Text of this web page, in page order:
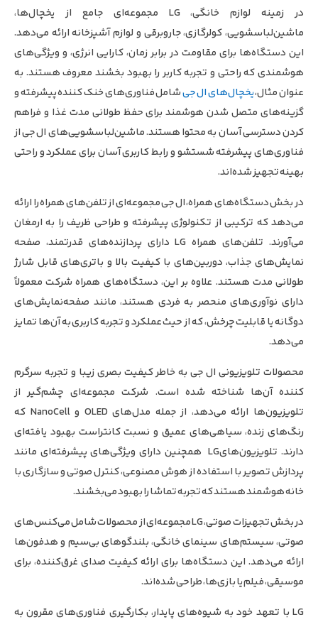
در زمینه لوازم خانگی، LG مجموعه‌ای جامع از یخچال‌ها،
ماشین‌لباسشویی، کولرگازی، جاروبرقی و لوازم آشپزخانه ارائه می‌دهد.
این دستگاه‌ها برای مقاومت در برابر زمان، کارایی انرژی، و ویژگی‌های
هوشمندی که راحتی و تجربه کاربر را بهبود بخشند معروف هستند. به
عنوان مثال،یخچال‌های ال جیشامل فناوری‌های خنک کننده پیشرفته و
گزینه‌های متصل شدن هوشمند برای حفظ طولانی مدت غذا و فراهم
کردن دسترسی آسان به محتوا هستند. ماشین‌لباسشویی‌های ال جی از
فناوری‌های پیشرفته شستشو و رابط کاربری آسان برای عملکرد و راحتی
بهینه تجهیز شده‌اند.
در بخش دستگاه‌های همراه، ال جی مجموعه‌ای از تلفن‌های همراه را ارائه
می‌دهد که ترکیبی از تکنولوژی پیشرفته و طراحی ظریف را به ارمغان
می‌آورند. تلفن‌های همراه LG دارای پردازنده‌های قدرتمند، صفحه
نمایش‌های جذاب، دوربین‌های با کیفیت بالا و باتری‌های قابل شارژ
طولانی مدت هستند. علاوه بر این، دستگاه‌های همراه شرکت معمولاً
دارای نوآوری‌های منحصر به فردی هستند، مانند صفحه‌نمایش‌های
دوگانه یا قابلیت چرخش، که از حیث عملکرد و تجربه کاربری به آن‌ها تمایز
می‌دهد.
محصولات تلویزیونی ال جی به خاطر کیفیت بصری زیبا و تجربه سرگرم
کننده آن‌ها شناخته شده است. شرکت مجموعه‌ای چشم‌گیر از
تلویزیون‌ها ارائه می‌دهد، از جمله مدل‌های OLED و NanoCell که
رنگ‌های زنده، سیاهی‌های عمیق و نسبت کانتراست بهبود یافته‌ای
دارند. تلویزیون‌هایLG همچنین دارای ویژگی‌های پیشرفته‌ای مانند
پردازش تصویر با استفاده از هوش مصنوعی، کنترل صوتی و سازگاری با
خانه هوشمند هستند که تجربه تماشا را بهبود می‌بخشند.
در بخش تجهیزات صوتی، LG مجموعه‌ای از محصولات شامل می‌کنس‌های
صوتی، سیستم‌های سینمای خانگی، بلندگوهای بی‌سیم و هدفون‌ها
ارائه می‌دهد. این دستگاه‌ها برای ارائه کیفیت صدای غرق‌کننده، برای
موسیقی، فیلم یا بازی‌ها، طراحی شده‌اند.
LG با تعهد خود به شیوه‌های پایدار، بکارگیری فناوری‌های مقرون به